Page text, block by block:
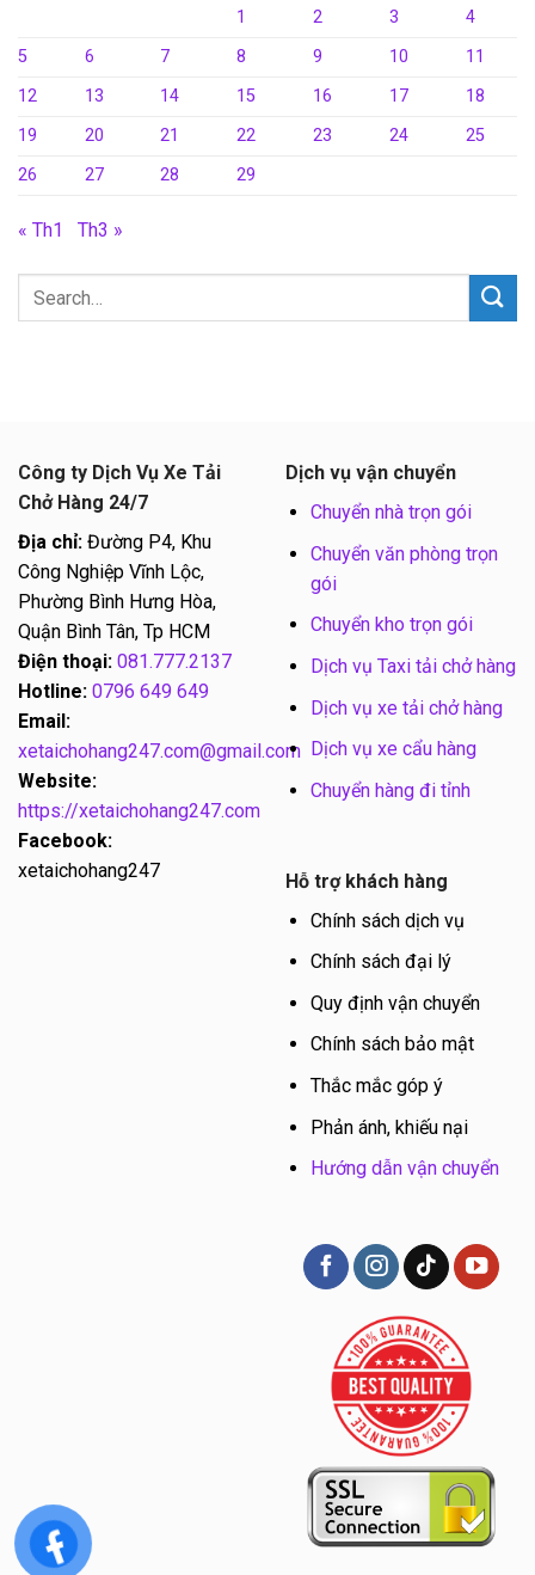
1
2 3
4
5
6 7 8 9 10
11
12
13 14 15 16 17
18
19
20 21 22 23 24
25
26
27 28 29
« Th1 Th3 »
Công ty Dịch Vụ Xe Tải
Chở Hàng 24/7
Địa chỉ: Đường P4, Khu
Công Nghiệp Vĩnh Lộc,
Phường Bình Hưng Hòa,
Quận Bình Tân, Tp HCM
Điện thoại: 081.777.2137
Hotline: 0796 649 649
Email:
xetaichohang247.com@gmail.com
Website:
https://xetaichohang247.com
Facebook:
xetaichohang247
Dịch vụ vận chuyển
Chuyển nhà trọn gói
Chuyển văn phòng trọn
gói
Chuyển kho trọn gói
Dịch vụ Taxi tải chở hàng
Dịch vụ xe tải chở hàng
Dịch vụ xe cẩu hàng
Chuyển hàng đi tỉnh
Hỗ trợ khách hàng
Chính sách dịch vụ
Chính sách đại lý
Quy định vận chuyển
Chính sách bảo mật
Thắc mắc góp ý
Phản ánh, khiếu nại
Hướng dẫn vận chuyển